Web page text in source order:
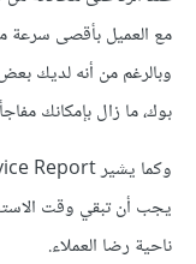
مع العميل بأقصى سرعة
وبالرغم من أنه لديك
بوك، ما زال بإمكانك
يجب أن تبقي وقت
ناحية رضا العملاء.